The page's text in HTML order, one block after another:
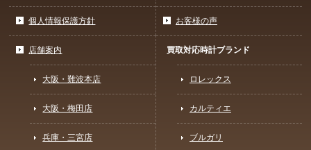
個人情報保護方針 お客様の声
店舗案内
大阪・難波本店
大阪・梅田店
兵庫・三宮店
買取対応時計ブランド
ロレックス
カルティエ
ブルガリ